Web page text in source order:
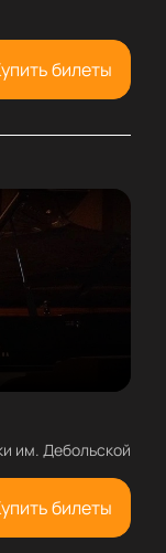
билеты
им. Дебольской
билеты